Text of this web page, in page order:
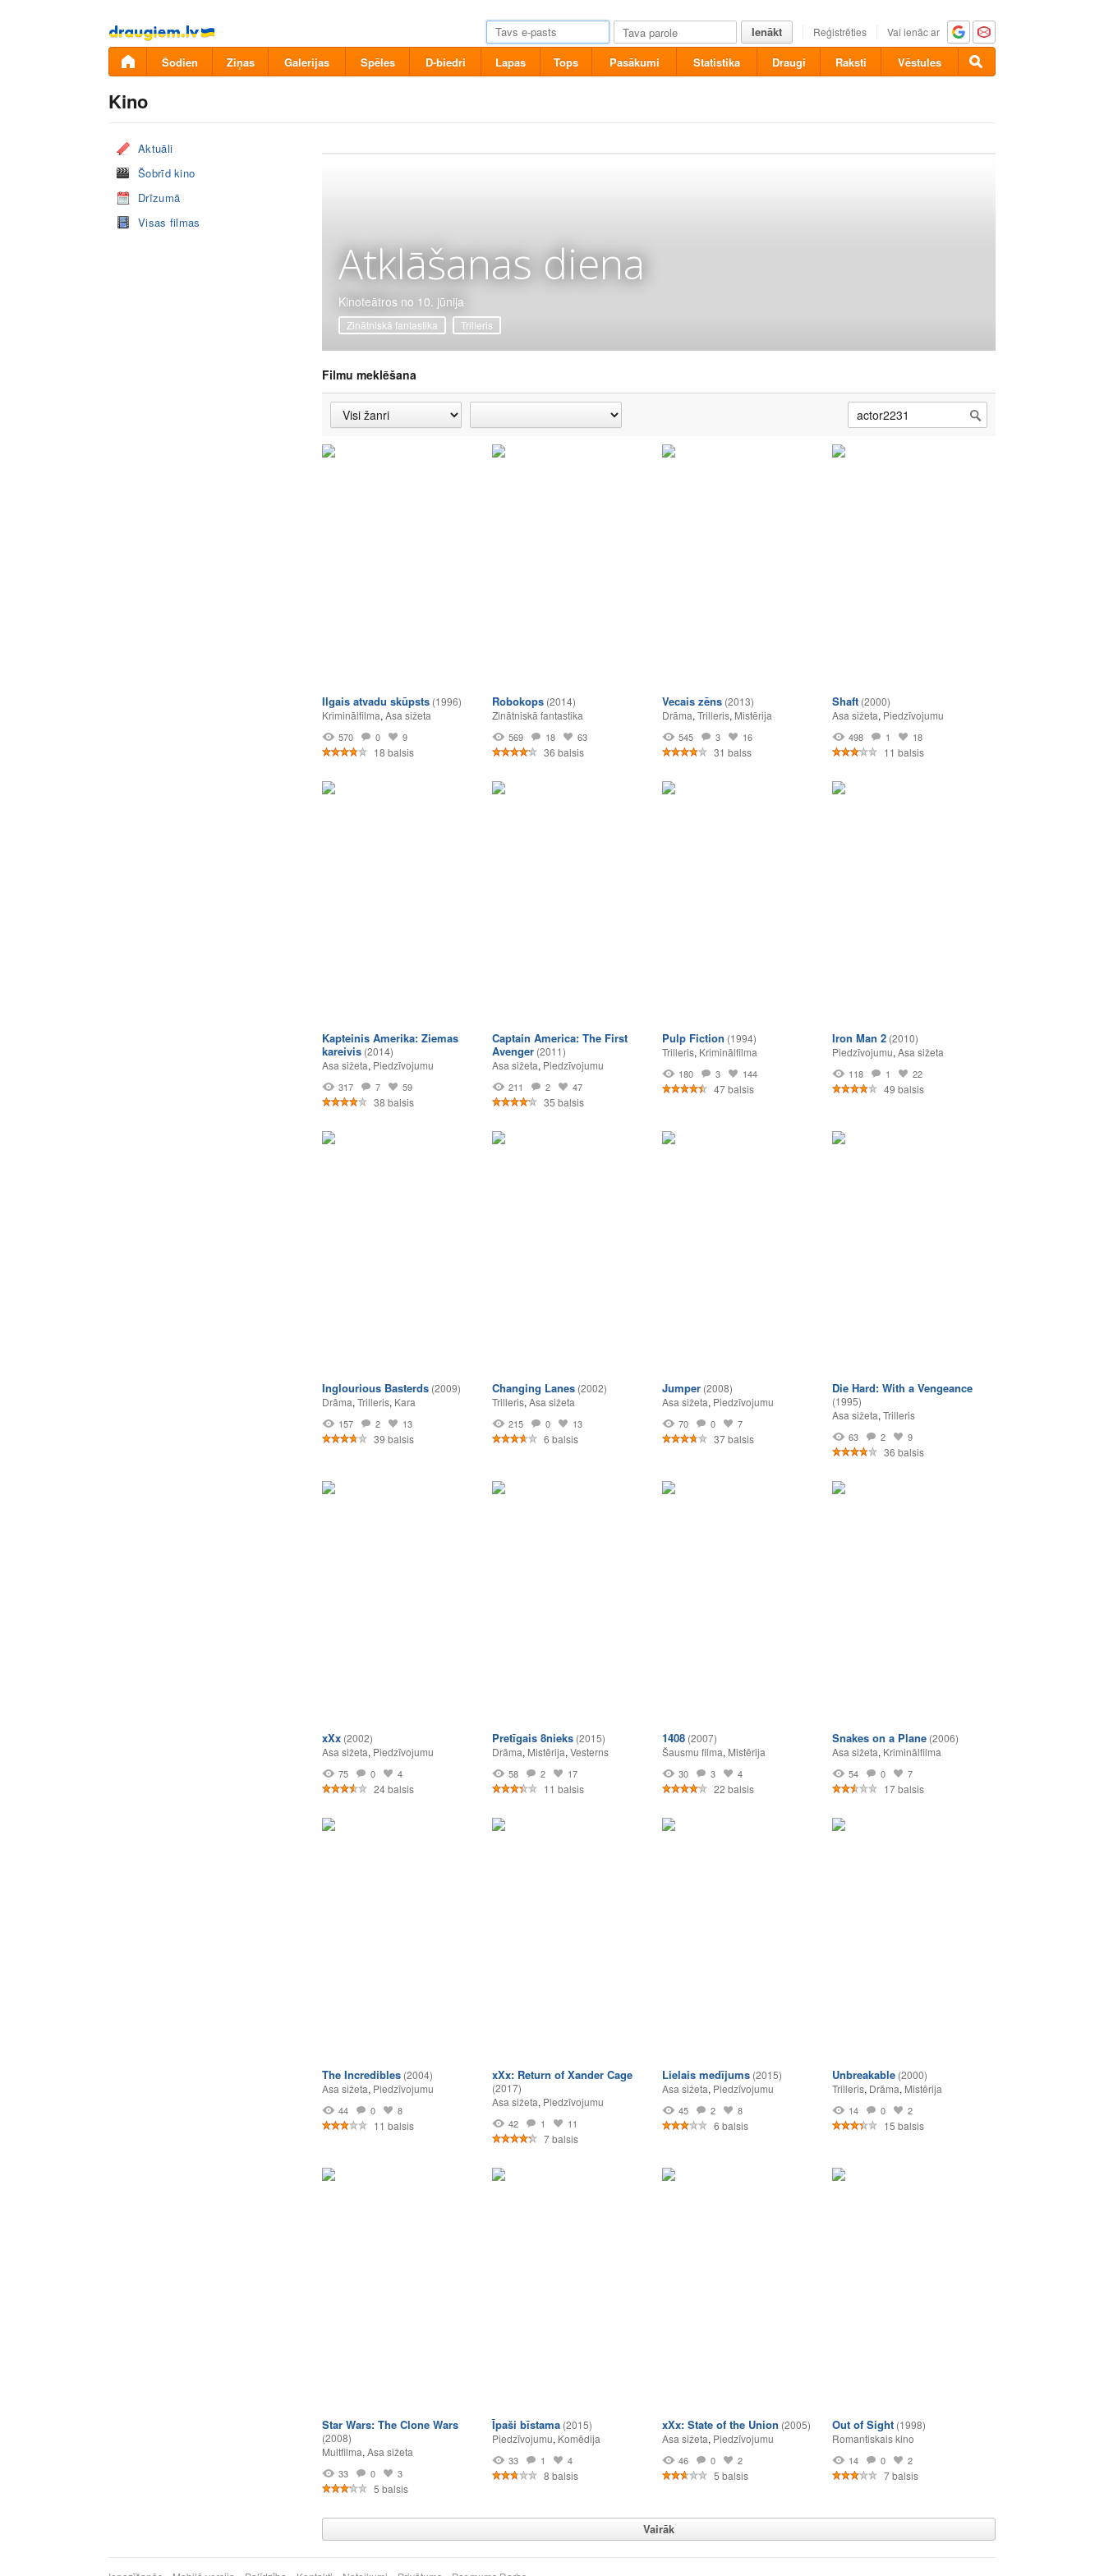
Pāriet
uz
saturu
Ienākt Reģistrēties Vai ienāc ar
Šodien Ziņas Galerijas Spēles D-biedri Lapas Tops Pasākumi Statistika Draugi Raksti Vēstules
Kino
Aktuāli
Šobrīd kino
Drīzumā
Visas filmas
Atklāšanas diena
Kinoteātros no 10. jūnija
Zinātniskā fantastika Trilleris
Filmu meklēšana
Ilgais atvadu skūpsts (1996)
Kriminālfilma, Asa sižeta
570 0 9
18 balsis
Robokops (2014)
Zinātniskā fantastika
569 18 63
36 balsis
Vecais zēns (2013)
Drāma, Trilleris, Mistērija
545 3 16
31 balss
Shaft (2000)
Asa sižeta, Piedzīvojumu
498 1 18
11 balsis
Kapteinis Amerika: Ziemas
kareivis (2014)
Asa sižeta, Piedzīvojumu
317 7 59
38 balsis
Captain America: The First
Avenger (2011)
Asa sižeta, Piedzīvojumu
211 2 47
35 balsis
Pulp Fiction (1994)
Trilleris, Kriminālfilma
180 3 144
47 balsis
Iron Man 2 (2010)
Piedzīvojumu, Asa sižeta
118 1 22
49 balsis
Inglourious Basterds (2009)
Drāma, Trilleris, Kara
157 2 13
39 balsis
Changing Lanes (2002)
Trilleris, Asa sižeta
215 0 13
6 balsis
Jumper (2008)
Asa sižeta, Piedzīvojumu
70 0 7
37 balsis
Die Hard: With a Vengeance
(1995)
Asa sižeta, Trilleris
63 2 9
36 balsis
xXx (2002)
Asa sižeta, Piedzīvojumu
75 0 4
24 balsis
Pretīgais 8nieks (2015)
Drāma, Mistērija, Vesterns
58 2 17
11 balsis
1408 (2007)
Šausmu filma, Mistērija
30 3 4
22 balsis
Snakes on a Plane (2006)
Asa sižeta, Kriminālfilma
54 0 7
17 balsis
The Incredibles (2004)
Asa sižeta, Piedzīvojumu
44 0 8
11 balsis
xXx: Return of Xander Cage
(2017)
Asa sižeta, Piedzīvojumu
42 1 11
7 balsis
Lielais medījums (2015)
Asa sižeta, Piedzīvojumu
45 2 8
6 balsis
Unbreakable (2000)
Trilleris, Drāma, Mistērija
14 0 2
15 balsis
Star Wars: The Clone Wars
(2008)
Multfilma, Asa sižeta
33 0 3
5 balsis
Īpaši bīstama (2015)
Piedzīvojumu, Komēdija
33 1 4
8 balsis
xXx: State of the Union (2005)
Asa sižeta, Piedzīvojumu
46 0 2
5 balsis
Out of Sight (1998)
Romantiskais kino
14 0 2
7 balsis
Vairāk